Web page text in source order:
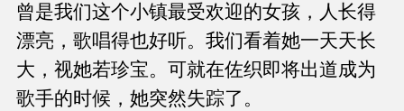
曾是我们这个小镇最受欢迎的女孩，人长得
漂亮，歌唱得也好听。我们看着她一天天长
大，视她若珍宝。可就在佐织即将出道成为
歌手的时候，她突然失踪了。